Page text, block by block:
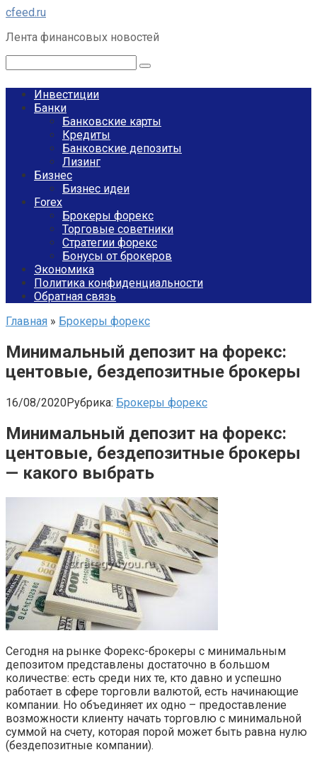
Перейти
контенту
cfeed.ru
Лента финансовых новостей
Инвестиции
Банки
Банковские карты
Кредиты
Банковские депозиты
Лизинг
Бизнес
Бизнес идеи
Forex
Брокеры форекс
Торговые советники
Стратегии форекс
Бонусы от брокеров
Экономика
Политика конфиденциальности
Обратная связь
Главная » Брокеры форекс
Минимальный депозит на форекс:
центовые, бездепозитные брокеры
16/08/2020Рубрика: Брокеры форекс
Минимальный депозит на форекс:
центовые, бездепозитные брокеры
— какого выбрать
Сегодня на рынке Форекс-брокеры с минимальным
депозитом представлены достаточно в большом
количестве: есть среди них те, кто давно и успешно
работает в сфере торговли валютой, есть начинающие
компании. Но объединяет их одно – предоставление
возможности клиенту начать торговлю с минимальной
суммой на счету, которая порой может быть равна нулю
(бездепозитные компании).